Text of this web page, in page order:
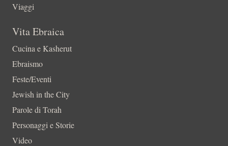
Viaggi
Vita Ebraica
Cucina e Kasherut
Ebraismo
Feste/Eventi
Jewish in the City
Parole di Torah
Personaggi e Storie
Video